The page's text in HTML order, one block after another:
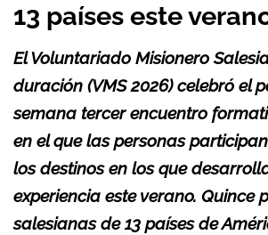
13 países este
El Voluntariado Misionero
duración (VMS 2026) celebró el
semana tercer encuentro
en el que las personas
los destinos en los que
experiencia este verano. Quince
salesianas de 13 países de